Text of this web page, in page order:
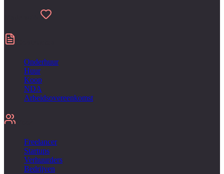
Onderhuur
Huur
Koop
NDA
Arbeidsovereenkomst
Freelancer
Startups
Verhuurders
Bedrijven